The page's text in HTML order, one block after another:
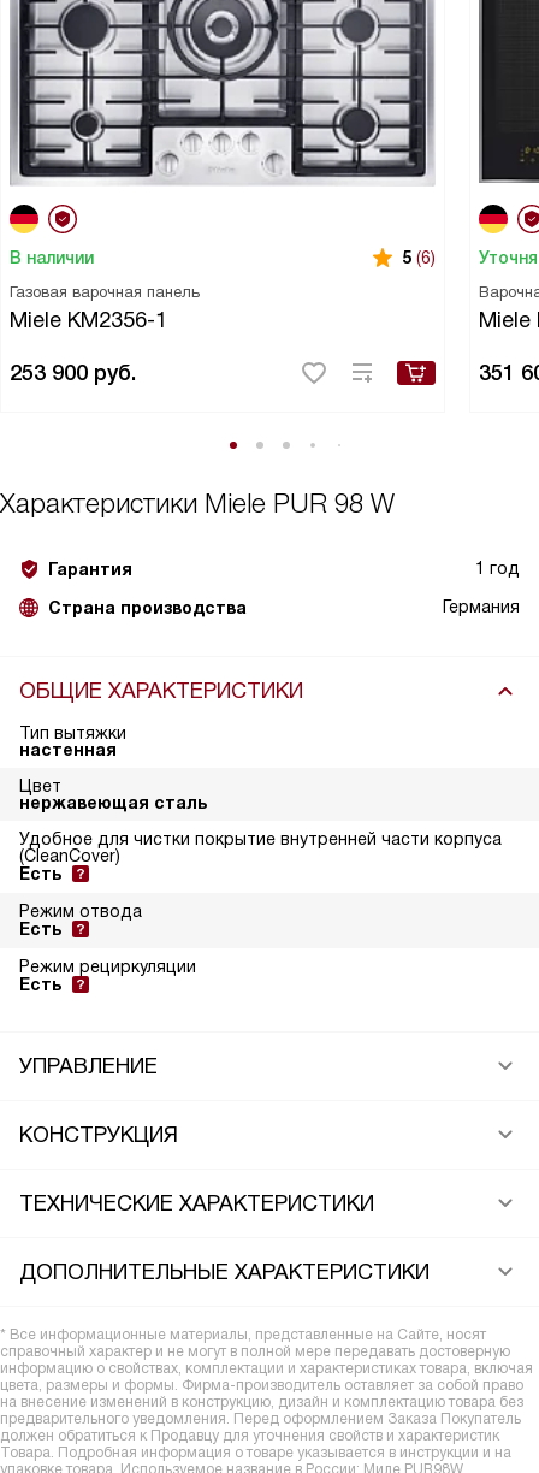
В наличии 5 (6)
Газовая варочная панель
Miele KM2356-1
253 900 руб.
Miele
351
Характеристики Miele PUR 98 W
Гарантия 1 год
Страна производства Германия
ОБЩИЕ ХАРАКТЕРИСТИКИ
Тип вытяжки
настенная
Цвет
нержавеющая сталь
Удобное для чистки покрытие внутренней части корпуса
(CleanCover)
Есть
Режим отвода
Есть
Режим рециркуляции
Есть
УПРАВЛЕНИЕ
КОНСТРУКЦИЯ
ТЕХНИЧЕСКИЕ ХАРАКТЕРИСТИКИ
ДОПОЛНИТЕЛЬНЫЕ ХАРАКТЕРИСТИКИ
* Все информационные материалы, представленные на Сайте, носят
справочный характер и не могут в полной мере передавать достоверную
информацию о свойствах, комплектации и характеристиках товара, включая
цвета, размеры и формы. Фирма-производитель оставляет за собой право
на внесение изменений в конструкцию, дизайн и комплектацию товара без
предварительного уведомления. Перед оформлением Заказа Покупатель
должен обратиться к Продавцу для уточнения свойств и характеристик
Товара. Подробная информация о товаре указывается в инструкции и на
упаковке товара. Используемое название в России: Миле PUR98W